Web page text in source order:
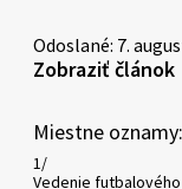
Odoslané: 7.
Zobraziť článok
Miestne
1/
Vedenie